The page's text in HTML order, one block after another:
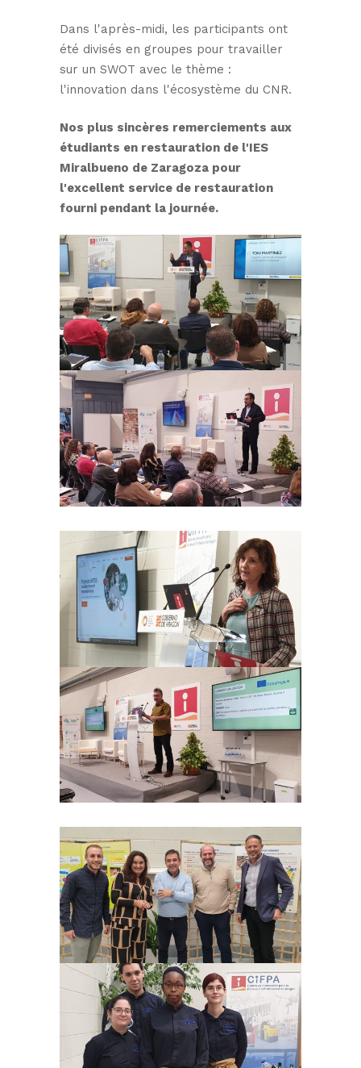
Dans l'après-midi, les participants ont
été divisés en groupes pour travailler
sur un SWOT avec le thème :
l'innovation dans l'écosystème du CNR.
Nos plus sincères remerciements aux
étudiants en restauration de l'IES
Miralbueno de Zaragoza pour
l'excellent service de restauration
fourni pendant la journée.